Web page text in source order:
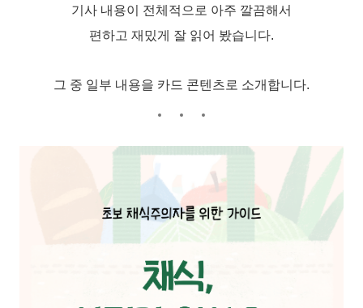
기사 내용이 전체적으로 아주 깔끔해서
편하고 재밌게 잘 읽어 봤습니다.
그 중 일부 내용을 카드 콘텐츠로 소개합니다.